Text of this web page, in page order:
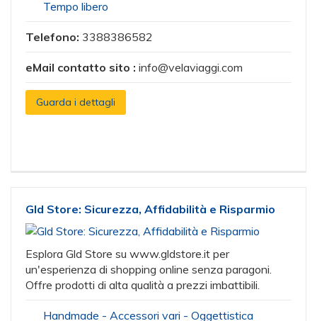
Tempo libero
Telefono: 3388386582
eMail contatto sito : info@velaviaggi.com
Guarda i dettagli
Gld Store: Sicurezza, Affidabilità e Risparmio
Esplora Gld Store su www.gldstore.it per
un'esperienza di shopping online senza paragoni.
Offre prodotti di alta qualità a prezzi imbattibili.
Handmade - Accessori vari - Oggettistica